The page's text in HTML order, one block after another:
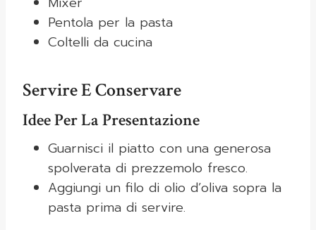
Pentola per la pasta
Coltelli da cucina
Servire E Conservare
Idee Per La Presentazione
Guarnisci il piatto con una generosa
spolverata di prezzemolo fresco.
Aggiungi un filo di olio d’oliva sopra la
pasta prima di servire.